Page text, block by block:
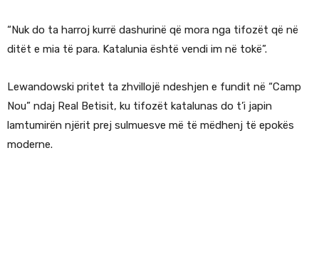
“Nuk do ta harroj kurrë dashurinë që mora nga tifozët që në
ditët e mia të para. Katalunia është vendi im në tokë”.
Lewandowski pritet ta zhvillojë ndeshjen e fundit në “Camp
Nou” ndaj Real Betisit, ku tifozët katalunas do t’i japin
lamtumirën njërit prej sulmuesve më të mëdhenj të epokës
moderne.